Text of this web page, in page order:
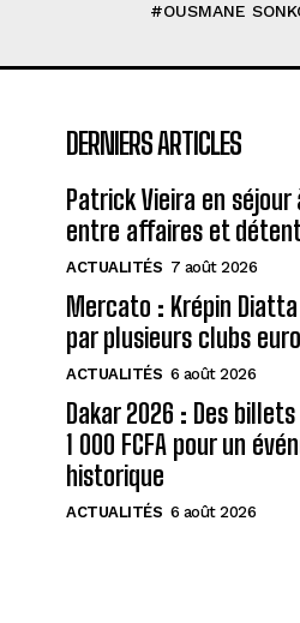
#OUSMANE
DERNIERS ARTICLES
Patrick Vieira en séjour
entre affaires et
ACTUALITÉS 7 août 2026
Mercato : Krépin
par plusieurs clubs
ACTUALITÉS 6 août 2026
Dakar 2026 : Des
1 000 FCFA pour un
historique
ACTUALITÉS 6 août 2026